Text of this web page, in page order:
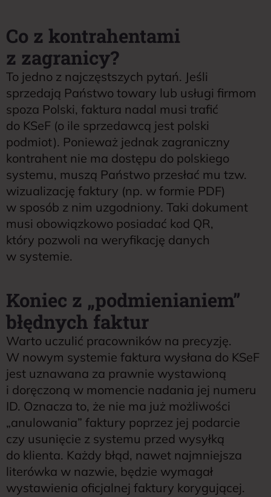
Co z kontrahentami
z zagranicy?
To jedno z najczęstszych pytań. Jeśli
sprzedają Państwo towary lub usługi firmom
spoza Polski, faktura nadal musi trafić
do KSeF (o ile sprzedawcą jest polski
podmiot). Ponieważ jednak zagraniczny
kontrahent nie ma dostępu do polskiego
systemu, muszą Państwo przesłać mu tzw.
wizualizację faktury (np. w formie PDF)
w sposób z nim uzgodniony. Taki dokument
musi obowiązkowo posiadać kod QR,
który pozwoli na weryfikację danych
w systemie.
Koniec z „podmienianiem”
błędnych faktur
Warto uczulić pracowników na precyzję.
W nowym systemie faktura wysłana do KSeF
jest uznawana za prawnie wystawioną
i doręczoną w momencie nadania jej numeru
ID. Oznacza to, że nie ma już możliwości
„anulowania” faktury poprzez jej podarcie
czy usunięcie z systemu przed wysyłką
do klienta. Każdy błąd, nawet najmniejsza
literówka w nazwie, będzie wymagał
wystawienia oficjalnej faktury korygującej.